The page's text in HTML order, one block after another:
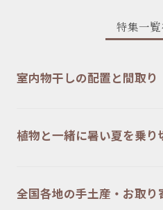
特集一覧
室内物干しの配置と間取り
植物と一緒に暑い夏を乗
全国各地の手土産・お取